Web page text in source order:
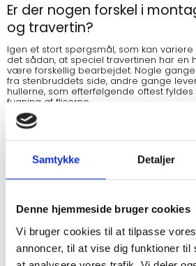
Samtykke Detaljer
Denne hjemmeside bruger cookies
Vi bruger cookies til at tilpasse
annoncer, til at vise dig funktioner til
Er der nogen forskel i
og travertin?
Igen et stort spørgsmål, som kan
det sådan, at speciel travertinen har en
være forskellig bearbejdet. Nogle
fra stenbruddets side, andre gange
hullerne, som efterfølgende oftest
fugning af fliserne.
Begge fliser skæres med en
diamantklinge. Det bedste resultat
vådskærer, som kan lejes i de fleste
Hvis bredde eller længde er større end
en flisklæb som er godkendt til
Fliserne skal bagsmøres med en
Ja. Det er der.
Travertinen er en rigtig hyggespreder.
variere fra de sarte creme / beige
udtryksfulde nærmest rødlige farver.
Travertin kan skæres på 2 måder. Vein